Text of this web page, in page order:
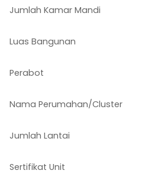
Jumlah Kamar Mandi
Luas Bangunan
Perabot
Nama Perumahan/Cluster
Jumlah Lantai
Sertifikat Unit